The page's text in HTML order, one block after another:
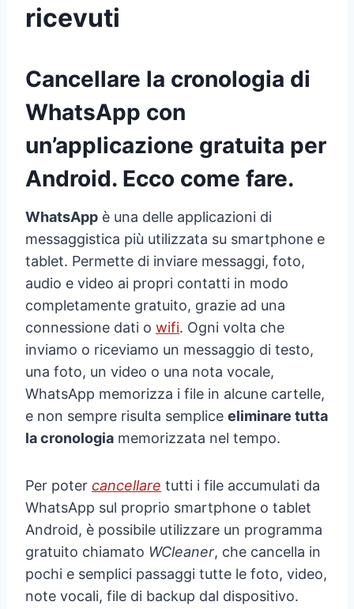
ricevuti
Cancellare la cronologia di
WhatsApp con
un’applicazione gratuita per
Android. Ecco come fare.
WhatsApp è una delle applicazioni di
messaggistica più utilizzata su smartphone e
tablet. Permette di inviare messaggi, foto,
audio e video ai propri contatti in modo
completamente gratuito, grazie ad una
connessione dati o wifi. Ogni volta che
inviamo o riceviamo un messaggio di testo,
una foto, un video o una nota vocale,
WhatsApp memorizza i file in alcune cartelle,
e non sempre risulta semplice eliminare tutta
la cronologia memorizzata nel tempo.
Per poter cancellare tutti i file accumulati da
WhatsApp sul proprio smartphone o tablet
Android, è possibile utilizzare un programma
gratuito chiamato WCleaner, che cancella in
pochi e semplici passaggi tutte le foto, video,
note vocali, file di backup dal dispositivo.